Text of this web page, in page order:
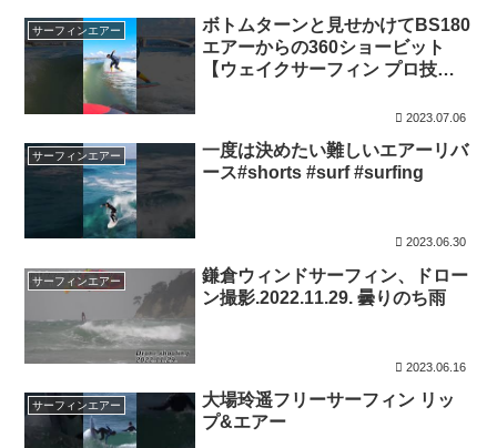
サーフィンエアー
ボトムターンと見せかけてBS180
エアーからの360ショービット
【ウェイクサーフィン プロ技】#
2023.07.06
サーフィンエアー
一度は決めたい難しいエアーリバ
ース#shorts #surf #surfing
2023.06.30
サーフィンエアー
鎌倉ウィンドサーフィン、ドロー
ン撮影.2022.11.29. 曇りのち雨
2023.06.16
サーフィンエアー
大場玲遥フリーサーフィン リッ
プ&エアー